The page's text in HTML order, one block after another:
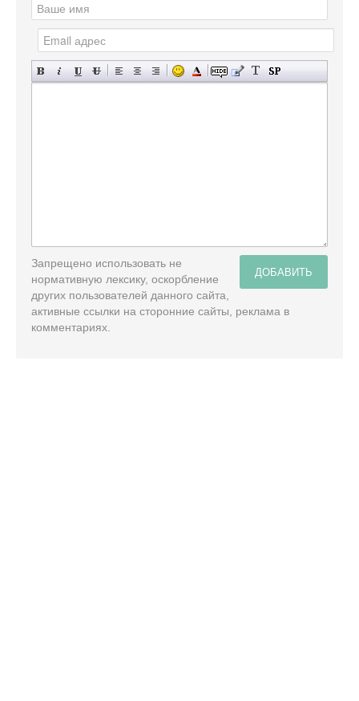
ДОБАВИТЬ
Запрещено использовать не
нормативную лексику, оскорбление
других пользователей данного сайта,
активные ссылки на сторонние сайты, реклама в
комментариях.